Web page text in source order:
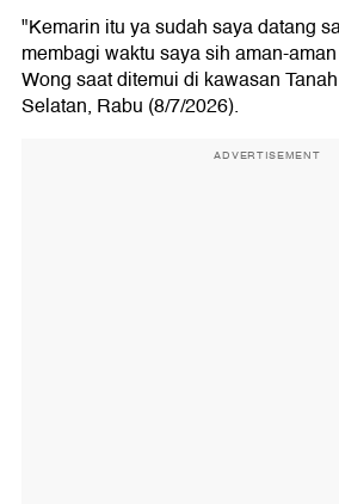
"Kemarin itu ya sudah saya datang
membagi waktu saya sih aman-
Wong saat ditemui di kawasan
Selatan, Rabu (8/7/2026).
ADVERTISEMENT